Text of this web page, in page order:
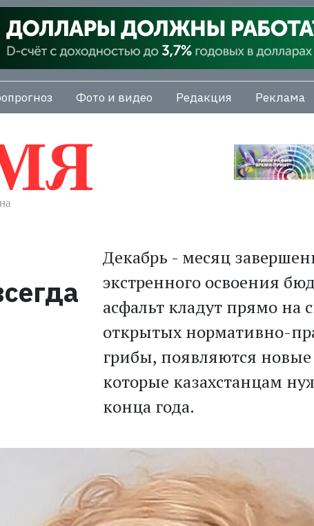
Фото и видео Редакция Реклама
Декабрь - месяц
экстренного освоения
асфальт кладут прямо на
открытых нормативно-
грибы, появляются
которые казахстанцам
конца года.